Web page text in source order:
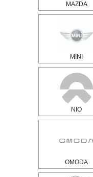
MAZDA
MINI
NIO
OMODA